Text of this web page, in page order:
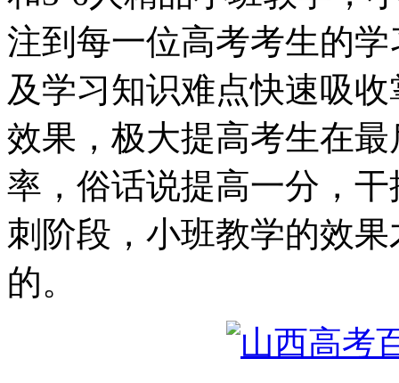
注到每一位高考考生的
及学习知识难点快速吸
效果，极大提高考生在
率，俗话说提高一分，
刺阶段，小班教学的效
的。